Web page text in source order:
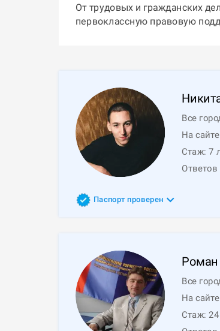
От трудовых и гражданских
первоклассную правовую
Все
На
Стаж:7
Ответов
Паспорт проверен
Роман
Все
На
Стаж: 24